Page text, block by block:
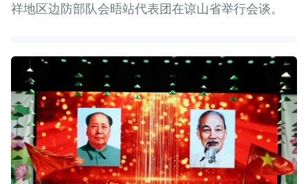
祥地区边防部队会晤站代表团在谅山省举行会谈。